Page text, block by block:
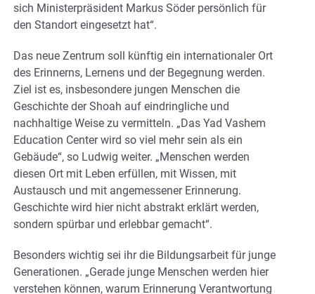
sich Ministerpräsident Markus Söder persönlich für
den Standort eingesetzt hat“.
Das neue Zentrum soll künftig ein internationaler Ort
des Erinnerns, Lernens und der Begegnung werden.
Ziel ist es, insbesondere jungen Menschen die
Geschichte der Shoah auf eindringliche und
nachhaltige Weise zu vermitteln. „Das Yad Vashem
Education Center wird so viel mehr sein als ein
Gebäude“, so Ludwig weiter. „Menschen werden
diesen Ort mit Leben erfüllen, mit Wissen, mit
Austausch und mit angemessener Erinnerung.
Geschichte wird hier nicht abstrakt erklärt werden,
sondern spürbar und erlebbar gemacht“.
Besonders wichtig sei ihr die Bildungsarbeit für junge
Generationen. „Gerade junge Menschen werden hier
verstehen können, warum Erinnerung Verantwortung